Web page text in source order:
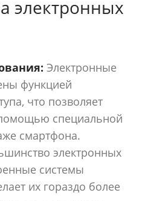
электронных
Электронные
функцией
что позволяет
специальной
смартфона.
электронных
системы
их гораздо более